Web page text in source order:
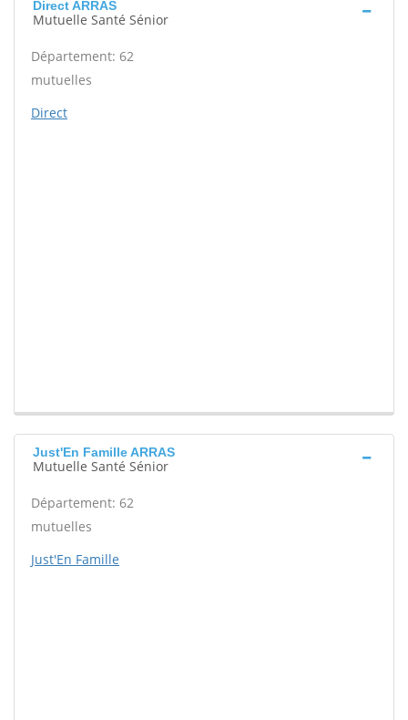
Direct ARRAS
Mutuelle Santé Sénior
Département: 62
mutuelles
Direct
Just'En Famille ARRAS
Mutuelle Santé Sénior
Département: 62
mutuelles
Just'En Famille